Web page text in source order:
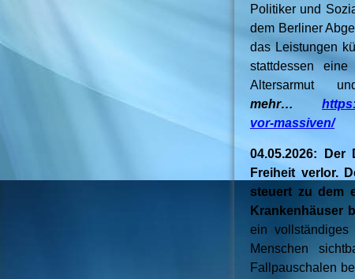
Politiker und
dem Berliner
das Leistungen
stattdessen
Altersarmut
mehr…
vor-massiven/
04.05.2026:
Freiheit verlor.
steuert zu dem
Krankenhäuser
ein
Menschen
Fallpauschalen